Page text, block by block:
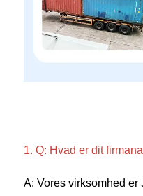
1. Q: Hvad er dit
A: Vores virksomhed er